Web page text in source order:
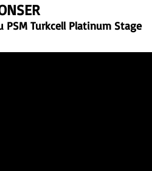
PSM Turkcell Platinum Stage